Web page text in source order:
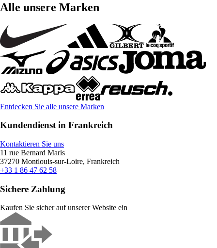
Alle unsere Marken
Entdecken Sie alle unsere Marken
Kundendienst in Frankreich
Kontaktieren Sie uns
11 rue Bernard Maris
37270 Montlouis-sur-Loire, Frankreich
+33 1 86 47 62 58
Sichere Zahlung
Kaufen Sie sicher auf unserer Website ein